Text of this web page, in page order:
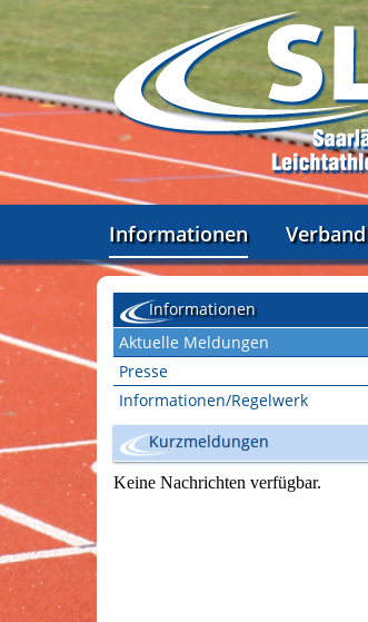
Informationen Verband
Informationen
Aktuelle Meldungen
Presse
Informationen/Regelwerk
Kurzmeldungen